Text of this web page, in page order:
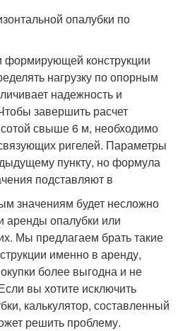
опалубки по
формирующей конструкции
нагрузку по опорным
надежность и
завершить расчет
свыше 6 м, необходимо
ригелей. Параметры
пункту, но формула
подставляют в
значениям будет несложно
аренды опалубки или
Мы предлагаем брать такие
именно в аренду,
более выгодна и не
вы хотите исключить
калькулятор, составленный
решить проблему.